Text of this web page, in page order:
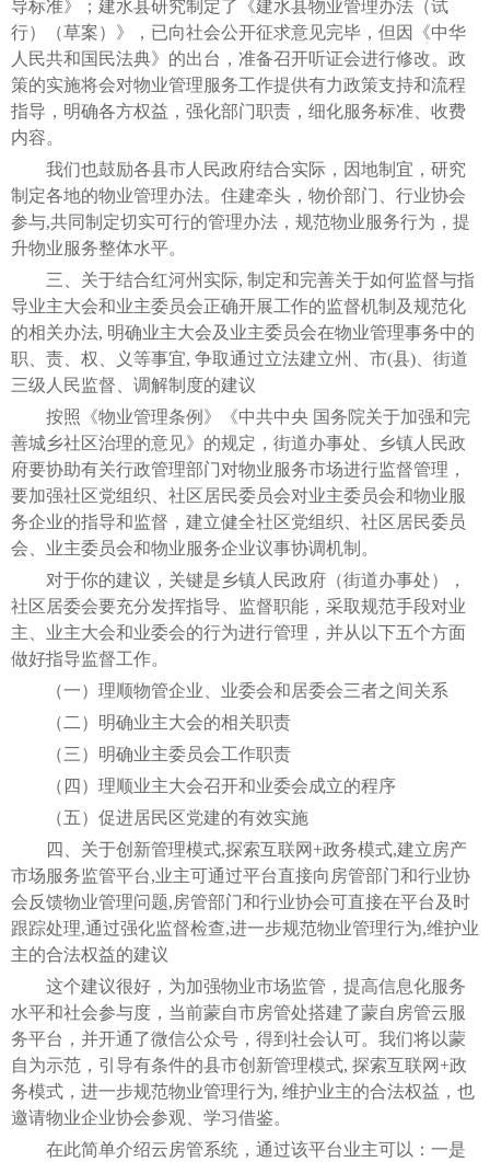
导标准》；建水县研究制定了《建水县物业管理办法（试
行）
（草案） 》，已向社会公开征求意见完毕，但因《中华
人民共和国民法典》的出台，准备召开听证会进行修改。政
策的实施将会对物业管理服务工作提供有力政策支持和流程
指导，明确各方权益，强化部门职责，细化服务标准、收费
内容。
我们也鼓励各县市人民政府结合实际，因地制宜，研究
制定各地的物业管理办法。住建牵头，物价部门、行业协会
参与,共同制定切实可行的管理办法，规范物业服务行为，提
升物业服务整体水平。
三、关于结合红河州实际, 制定和完善关于如何监督与指
导业主大会和业主委员会正确开展工作的监督机制及规范化
的相关办法, 明确业主大会及业主委员会在物业管理事务中的
职、责、权、义等事宜, 争取通过立法建立州、市(县)、街道
三级人民监督、调解制度的建议
按照《物业管理条例》《中共中央 国务院关于加强和完
善城乡社区治理的意见》的规定，街道办事处、乡镇人民政
府要协助有关行政管理部门对物业服务市场进行监督管理，
要加强社区党组织、社区居民委员会对业主委员会和物业服
务企业的指导和监督，建立健全社区党组织、社区居民委员
会、业主委员会和物业服务企业议事协调机制。
对于你的建议，关键是乡镇人民政府（街道办事处），
社区居委会要充分发挥指导、监督职能，采取规范手段对业
主、业主大会和业委会的行为进行管理，并从以下五个方面
做好指导监督工作。
（一）理顺物管企业、业委会和居委会三者之间关系
（二）明确业主大会的相关职责
（三）明确业主委员会工作职责
（四）理顺业主大会召开和业委会成立的程序
（五）促进居民区党建的有效实施
四、关于创新管理模式,探索互联网+政务模式,建立房产
市场服务监管平台,业主可通过平台直接向房管部门和行业协
会反馈物业管理问题,房管部门和行业协会可直接在平台及时
跟踪处理,通过强化监督检查,进一步规范物业管理行为,维护业
主的合法权益的建议
这个建议很好，为加强物业市场监管，提高信息化服务
水平和社会参与度，当前蒙自市房管处搭建了蒙自房管云服
务平台，并开通了微信公众号，得到社会认可。我们将以蒙
自为示范，引导有条件的县市创新管理模式, 探索互联网+政
务模式，进一步规范物业管理行为, 维护业主的合法权益，也
邀请物业企业协会参观、学习借鉴。
在此简单介绍云房管系统，通过该平台业主可以：一是